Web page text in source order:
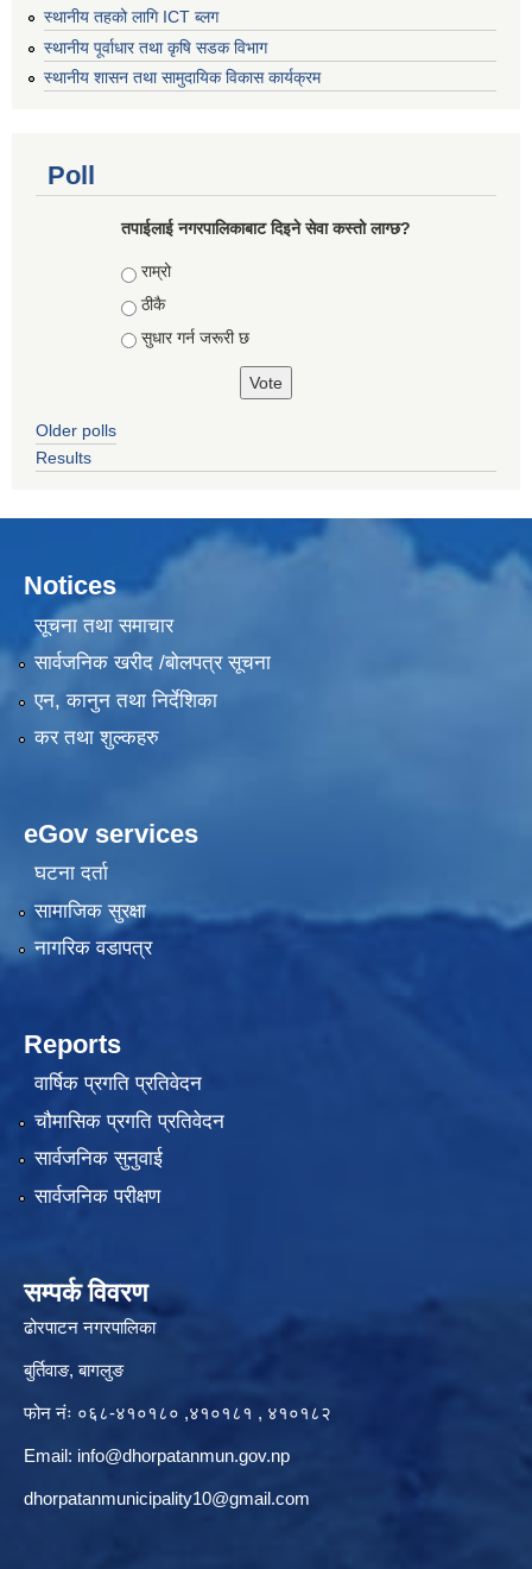
स्थानीय तहको लागि ICT ब्लग
स्थानीय पूर्वाधार तथा कृषि सडक विभाग
स्थानीय शासन तथा सामुदायिक विकास कार्यक्रम
Poll
तपाईलाई नगरपालिकाबाट दिइने सेवा कस्तो लाग्छ?
Choices
राम्रो
ठीकै
सुधार गर्न जरूरी छ
Older polls
Results
Notices
सूचना तथा समाचार
सार्वजनिक खरीद /बोलपत्र सूचना
एन, कानुन तथा निर्देशिका
कर तथा शुल्कहरु
eGov services
घटना दर्ता
सामाजिक सुरक्षा
नागरिक वडापत्र
Reports
वार्षिक प्रगति प्रतिवेदन
चौमासिक प्रगति प्रतिवेदन
सार्वजनिक सुनुवाई
सार्वजनिक परीक्षण
सम्पर्क विवरण
ढोरपाटन नगरपालिका
बुर्तिवाङ, बागलुङ
फोन नंः ०६८-४१०१८० ,४१०१८१ , ४१०१८२
Email: info@dhorpatanmun.gov.np
dhorpatanmunicipality10@gmail.com